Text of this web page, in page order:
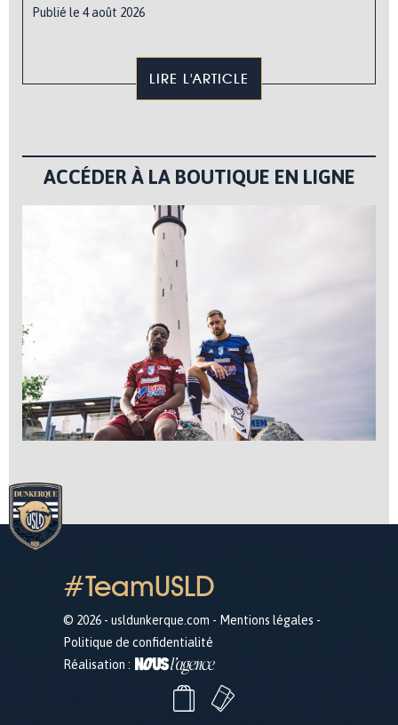
Publié le 4 août 2026
LIRE L'ARTICLE
ACCÉDER À LA BOUTIQUE EN LIGNE
#TeamUSLD
© 2026 - usldunkerque.com - Mentions légales -
Politique de confidentialité
Réalisation :